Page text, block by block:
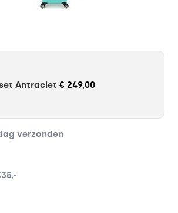
Antraciet € 249,00
verzonden